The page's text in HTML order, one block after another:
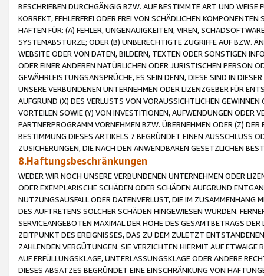
BESCHRIEBEN DURCHGÄNGIG BZW. AUF BESTIMMTE ART UND
KORREKT, FEHLERFREI ODER FREI VON SCHÄDLICHEN
HAFTEN FÜR: (A) FEHLER, UNGENAUIGKEITEN, VIREN,
SYSTEMABSTÜRZE; ODER (B) UNBERECHTIGTE ZUGRIFFE AUF BZW.
WEBSITE ODER VON DATEN, BILDERN, TEXTEN ODER SONSTIGEN
ODER EINER ANDEREN NATÜRLICHEN ODER JURISTISCHEN PERSON
GEWÄHRLEISTUNGSANSPRÜCHE, ES SEIN DENN, DIESE SIND IN
UNSERE VERBUNDENEN UNTERNEHMEN ODER LIZENZGEBER FÜR
AUFGRUND (X) DES VERLUSTS VON VORAUSSICHTLICHEN
VORTEILEN SOWIE (Y) VON INVESTITIONEN, AUFWENDUNGEN ODER
PARTNERPROGRAMM VORNEHMEN BZW. ÜBERNEHMEN ODER (Z)
BESTIMMUNG DIESES ARTIKELS 7 BEGRÜNDET EINEN AUSSCHLUSS
ZUSICHERUNGEN, DIE NACH DEN ANWENDBAREN GESETZLICHEN
8.Haftungsbeschränkungen
WEDER WIR NOCH UNSERE VERBUNDENEN UNTERNEHMEN ODER
ODER EXEMPLARISCHE SCHÄDEN ODER SCHÄDEN AUFGRUND
NUTZUNGSAUSFALL ODER DATENVERLUST, DIE IM ZUSAMMENHANG
DES AUFTRETENS SOLCHER SCHÄDEN HINGEWIESEN WURDEN.
SERVICEANGEBOTEN MAXIMAL DER HÖHE DES GESAMTBETRAGS
ZEITPUNKT DES EREIGNISSES, DAS ZU DEM ZULETZT
ZAHLENDEN VERGÜTUNGEN. SIE VERZICHTEN HIERMIT AUF
AUF ERFÜLLUNGSKLAGE, UNTERLASSUNGSKLAGE ODER ANDERE
DIESES ABSATZES BEGRÜNDET EINE EINSCHRÄNKUNG VON